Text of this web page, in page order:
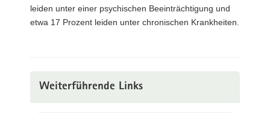
leiden unter einer psychischen Beeinträchtigung und
etwa 17 Prozent leiden unter chronischen Krankheiten.
Weiterführende Links